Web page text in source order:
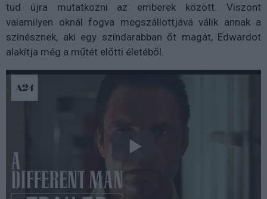
tud újra mutatkozni az emberek között. Viszont
valamilyen oknál fogva megszállottjává válik annak a
színésznek, aki egy színdarabban őt magát, Edwardot
alakítja még a műtét előtti életéből.